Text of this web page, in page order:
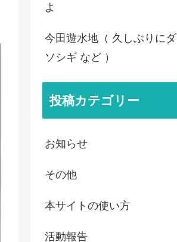
よ
今田遊水地（ 久しぶりに
ソシギ など ）
投稿カテゴリー
お知らせ
その他
本サイトの使い方
活動報告